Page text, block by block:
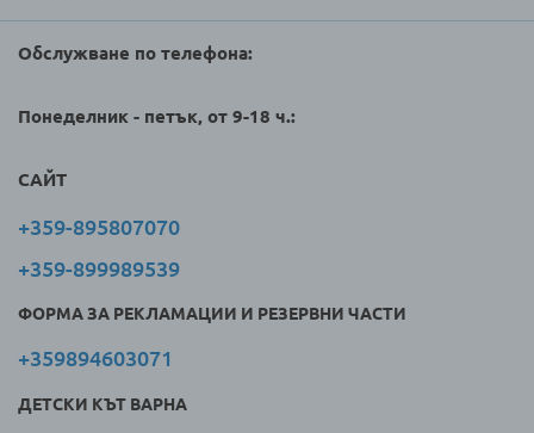
Обслужване по телефона:
Понеделник - петък, от 9-18 ч.:
САЙТ
+359-895807070
+359-899989539
ФОРМА ЗА РЕКЛАМАЦИИ И РЕЗЕРВНИ ЧАСТИ
+359894603071
ДЕТСКИ КЪТ ВАРНА